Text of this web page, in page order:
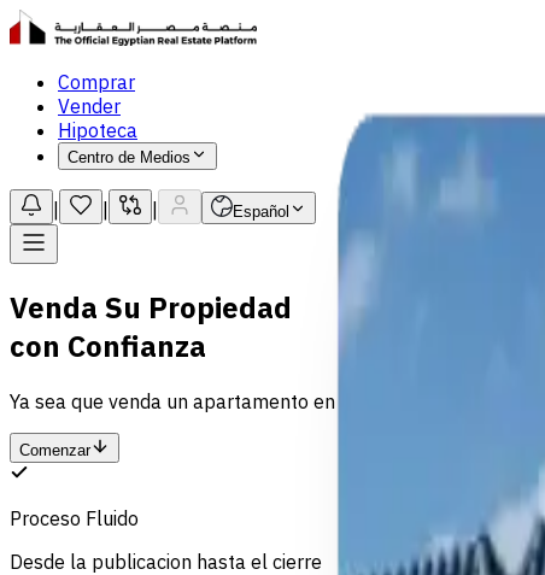
Comprar
Vender
Hipoteca
Centro de Medios
Español
Venda Su Propiedad
con Confianza
Ya sea que venda un apartamento en El Cairo o una villa
Comenzar
Proceso Fluido
Desde la publicacion hasta el cierre